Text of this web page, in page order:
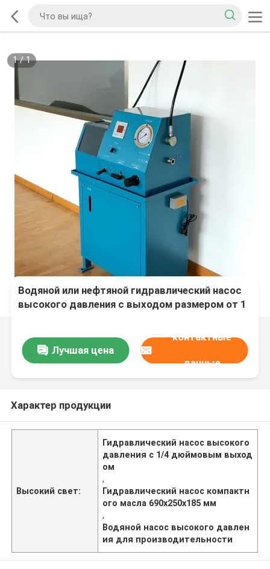
1/1
Водяной или нефтяной гидравлический насос
высокого давления с выходом размером от 1
Лучшая цена
контактные
данные
Характер продукции
Высокий свет:
Гидравлический насос высокого
давления с 1/4 дюймовым выход
ом
,
Гидравлический насос компактн
ого масла 690x250x185 мм
,
Водяной насос высокого давлен
ия для производительности